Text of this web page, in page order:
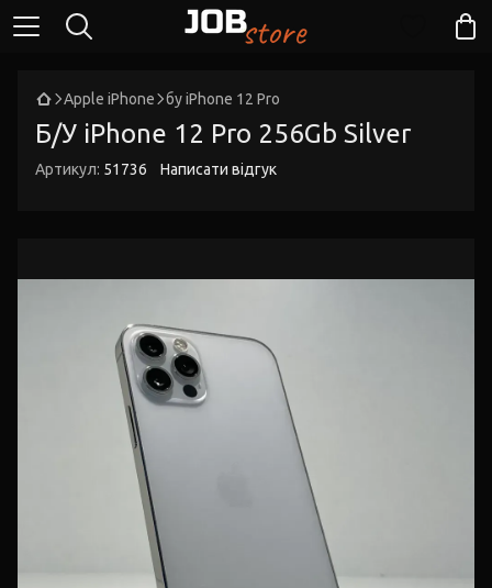
Apple iPhone бу iPhone 12 Pro
Б/У iPhone 12 Pro 256Gb Silver
Артикул: 51736 Написати відгук